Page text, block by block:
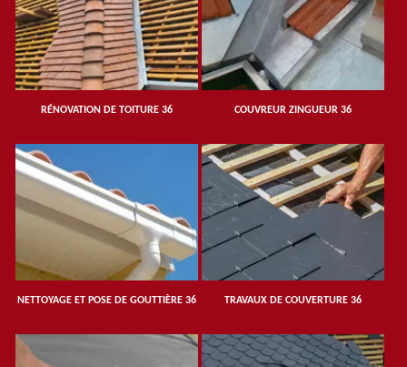
RÉNOVATION DE TOITURE 36 COUVREUR ZINGUEUR 36
NETTOYAGE ET POSE DE GOUTTIÈRE 36 TRAVAUX DE COUVERTURE 36